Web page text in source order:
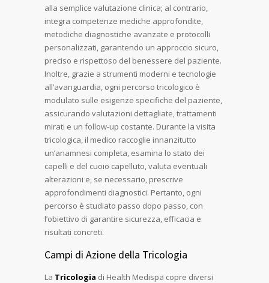
alla semplice valutazione clinica; al contrario,
integra competenze mediche approfondite,
metodiche diagnostiche avanzate e protocolli
personalizzati, garantendo un approccio sicuro,
preciso e rispettoso del benessere del paziente.
Inoltre, grazie a strumenti moderni e tecnologie
all’avanguardia, ogni percorso tricologico è
modulato sulle esigenze specifiche del paziente,
assicurando valutazioni dettagliate, trattamenti
mirati e un follow-up costante. Durante la visita
tricologica, il medico raccoglie innanzitutto
un’anamnesi completa, esamina lo stato dei
capelli e del cuoio capelluto, valuta eventuali
alterazioni e, se necessario, prescrive
approfondimenti diagnostici. Pertanto, ogni
percorso è studiato passo dopo passo, con
l’obiettivo di garantire sicurezza, efficacia e
risultati concreti.
Campi di Azione della Tricologia
La Tricologia di Health Medispa copre diversi